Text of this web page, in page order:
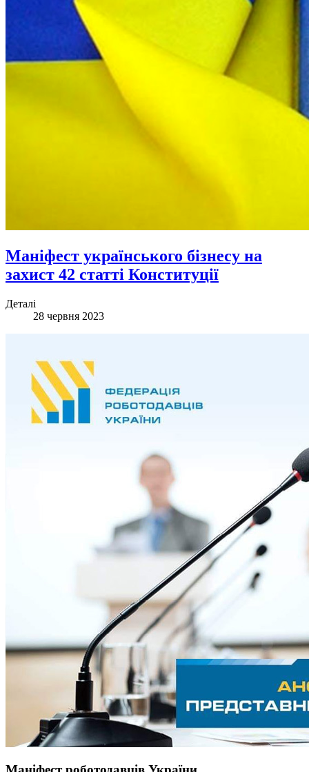
Маніфест українського бізнесу на
захист 42 статті Конституції
Деталі
28 червня 2023